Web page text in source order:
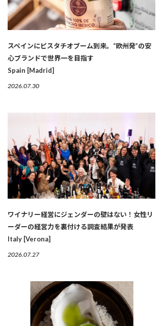
スペインにピスタチオブーム到来。“欧州発”の安
心ブランドで世界一を目指す
Spain [Madrid]
2026.07.30
ワイナリー経営にジェンダーの壁はない！女性リ
ーダーの経営力を裏付ける調査結果が発表
Italy [Verona]
2026.07.27